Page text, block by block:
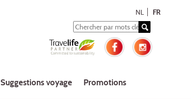
NL FR
Suggestions voyage Promotions